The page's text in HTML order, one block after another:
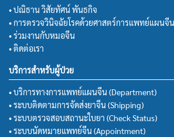
• ปณิธาน วิสัยทัศน์ พันธกิจ
• การตรวจวินิจฉัยโรคด้วยศาสตร์การแพทย์แผนจีน
• ร่วมงานกับหมอจีน
• ติดต่อเรา
บริการสำหรับผู้ป่วย
• บริการทางการแพทย์แผนจีน (Department)
• ระบบติดตามการจัดส่งยาจีน (Shipping)
• ระบบตรวจสอบสถานะใบยา (Check Status)
• ระบบนัดหมายแพทย์จีน (Appointment)